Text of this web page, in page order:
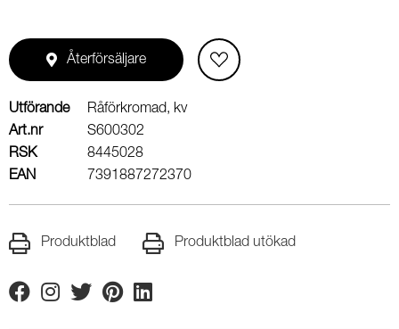
Återförsäljare
Utförande
Råförkromad, kv
Art.nr
S600302
RSK
8445028
EAN
7391887272370
Produktblad Produktblad utökad
FacebookInstagram
TwitterPinterestLinkedin